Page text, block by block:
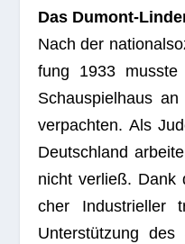
Das Dumont-
Nach der
fung 1933
Schau­spiel­haus
ver­pach­ten. Als
Deutsch­land
nicht ver­ließ. Dank
cher Indus­tri­el­ler
Unter­stüt­zung